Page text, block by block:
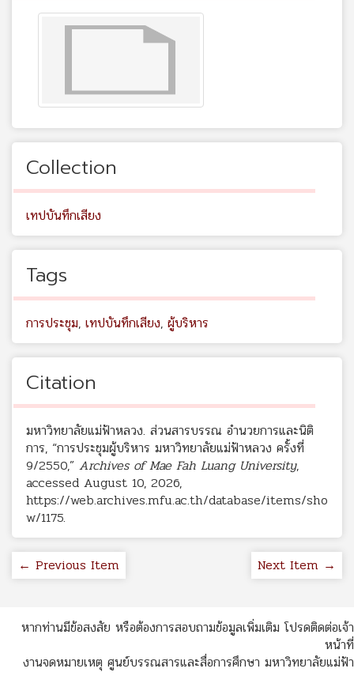
Collection
เทปบันทึกเสียง
Tags
การประชุม, เทปบันทึกเสียง, ผู้บริหาร
Citation
มหาวิทยาลัยแม่ฟ้าหลวง. ส่วนสารบรรณ อำนวยการและนิติ
การ, “การประชุมผู้บริหาร มหาวิทยาลัยแม่ฟ้าหลวง ครั้งที่
9/2550,” Archives of Mae Fah Luang University,
accessed August 10, 2026,
https://web.archives.mfu.ac.th/database/items/sho
w/1175.
← Previous Item Next Item →
หากท่านมีข้อสงสัย หรือต้องการสอบถามข้อมูลเพิ่มเติม โปรดติดต่อเจ้า
หน้าที่
งานจดหมายเหตุ ศูนย์บรรณสารและสื่อการศึกษา มหาวิทยาลัยแม่ฟ้า